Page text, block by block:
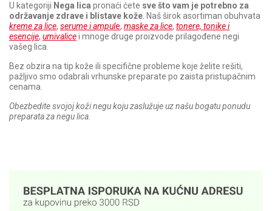
U kategoriji Nega lica pronaći ćete sve što vam je potrebno za
održavanje zdrave i blistave kože . Naš širok asortiman obuhvata
kreme za lice, serume i ampule, maske za lice, tonere, tonike i
esencije, umivalicei mnoge druge proizvode prilagođene negi
vašeg lica.
Bez obzira na tip kože ili specifične probleme koje želite rešiti,
pažljivo smo odabrali vrhunske preparate po zaista pristupačnim
cenama.
Obezbedite svojoj koži negu koju zaslužuje uz našu bogatu ponudu
preparata za negu lica.